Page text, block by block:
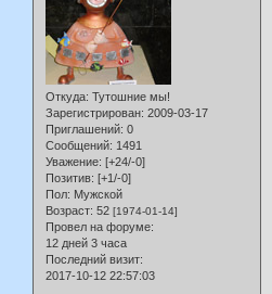
Откуда: Тутошние мы!
Зарегистрирован: 2009-03-17
Приглашений: 0
Сообщений: 1491
Уважение: [+24/-0]
Позитив: [+1/-0]
Пол: Мужской
Возраст: 52 [1974-01-14]
Провел на форуме:
12 дней 3 часа
Последний визит:
2017-10-12 22:57:03